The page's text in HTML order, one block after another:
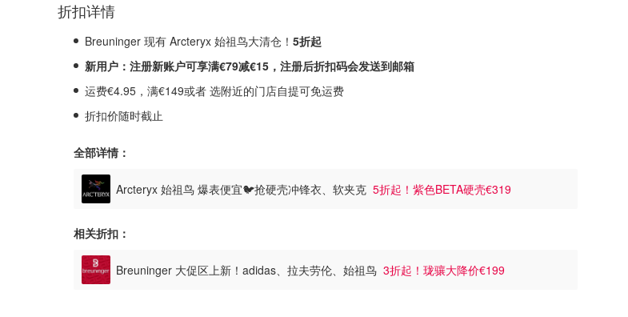
折扣详情
Breuninger 现有 Arcteryx 始祖鸟大清仓！ 5折起
新用户： 注册新账户可享满€79减€15 ，注册后折扣码会发送到邮箱
运费€4.95，满€149或者 选附近的门店自提可免运费
折扣价随时截止
全部详情：
Arcteryx 始祖鸟 爆表便宜🐦抢硬壳冲锋衣、软夹克 5折起！紫色BETA硬壳€319
相关折扣：
Breuninger 大促区上新！adidas、拉夫劳伦、始祖鸟 3折起！珑骧大降价€199